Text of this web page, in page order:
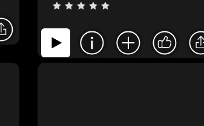
5 stars
4 stars
3 stars
2 stars
1 star
Invia